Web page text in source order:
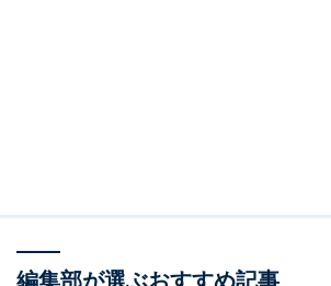
ュアルの美しさと可愛らしさが多くのZ
編集部が選ぶおすすめ記事